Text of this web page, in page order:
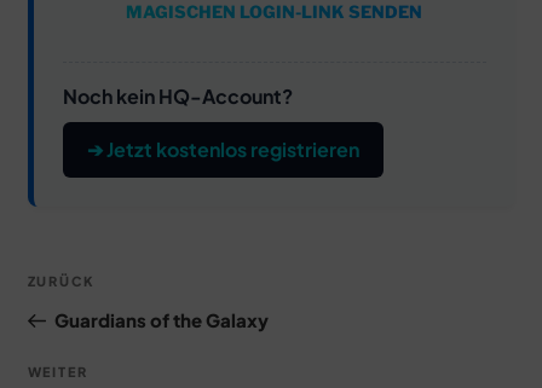
MAGISCHEN LOGIN-LINK SENDEN
Noch kein HQ-Account?
➔ Jetzt kostenlos registrieren
Beitragsnavigation
Vorheriger
Beitrag
ZURÜCK
Guardians of the Galaxy
Nächster
WEITER